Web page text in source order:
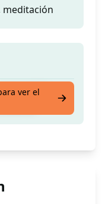
meditación
de
ver el